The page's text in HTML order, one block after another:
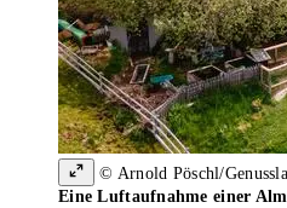
© Arnold Pöschl/
Eine Luftaufnahme einer